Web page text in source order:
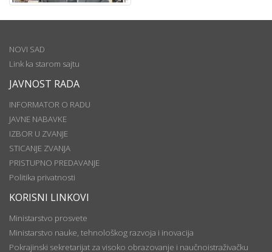
NOVI SAD
Link ka starom sajtu
JAVNOST RADA
INFORMATOR O RADU
JAVNE NABAVKE
IZBOR U ZVANJE
STICANJE ZVANJA
PRISTUPNO PREDAVANJE
Politika privatnosti
KORISNI LINKOVI
Ministarstvo prosvete
Ministarstvo nauke, tehnološkog razvoja i inovacija
Pokrajinski sekretarijat za visoko obrazovanje i naučnoistraživačku